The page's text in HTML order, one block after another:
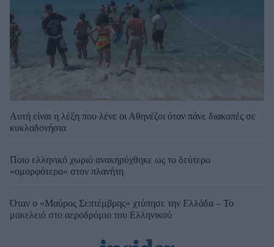
Αυτή είναι η λέξη που λένε οι Αθηνέζοι όταν πάνε διακοπές σε
κυκλαδονήσια
Ποιο ελληνικό χωριό ανακηρύχθηκε ως το δεύτερο
«ομορφότερο» στον πλανήτη
Όταν ο «Μαύρος Σεπτέμβρης» χτύπησε την Ελλάδα – Το
μακελειό στο αεροδρόμιο του Ελληνικού